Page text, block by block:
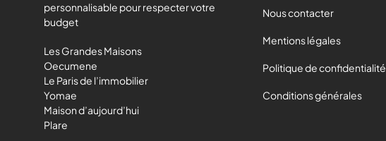
personnalisable pour respecter votre
budget
Les Grandes Maisons
Oecumene
Le Paris de l’immobilier
Yomae
Maison d’aujourd’hui
Plare
Nous contacter
Mentions légales
Politique de confidentialité
Conditions générales